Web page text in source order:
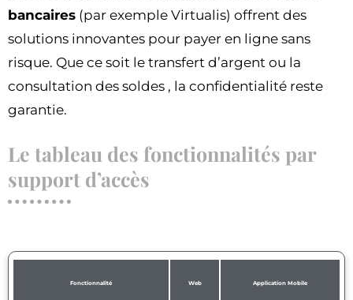
bancaires (par exemple Virtualis) offrent des
solutions innovantes pour payer en ligne sans
risque. Que ce soit le transfert d’argent ou la
consultation des soldes , la confidentialité reste
garantie.
Le tableau des fonctionnalités par
support d’accès
Fonctionnalité Web Application Mobile